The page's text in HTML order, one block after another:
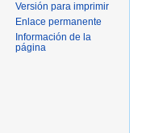
Versión para imprimir
Enlace permanente
Información de la
página